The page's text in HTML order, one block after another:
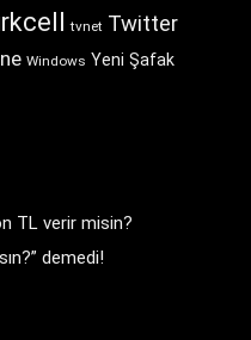
tvnet Twitter
Windows Yeni Şafak
TL verir misin?
demedi!